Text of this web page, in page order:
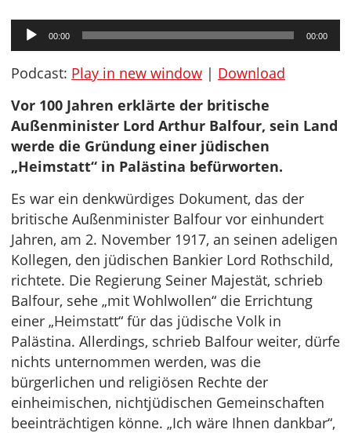
Audio-
Player
00:00 00:00
Podcast: Play in new window | Download
Vor 100 Jahren erklärte der britische
Außenminister Lord Arthur Balfour, sein Land
werde die Gründung einer jüdischen
„Heimstatt“ in Palästina befürworten.
Es war ein denkwürdiges Dokument, das der
britische Außenminister Balfour vor einhundert
Jahren, am 2. November 1917, an seinen adeligen
Kollegen, den jüdischen Bankier Lord Rothschild,
richtete. Die Regierung Seiner Majestät, schrieb
Balfour, sehe „mit Wohlwollen“ die Errichtung
einer „Heimstatt“ für das jüdische Volk in
Palästina. Allerdings, schrieb Balfour weiter, dürfe
nichts unternommen werden, was die
bürgerlichen und religiösen Rechte der
einheimischen, nichtjüdischen Gemeinschaften
beeinträchtigen könne. „Ich wäre Ihnen dankbar“,